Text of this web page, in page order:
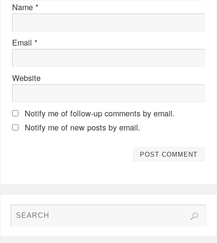
Name*
Email*
Website
Notify me of follow-up comments by email.
Notify me of new posts by email.